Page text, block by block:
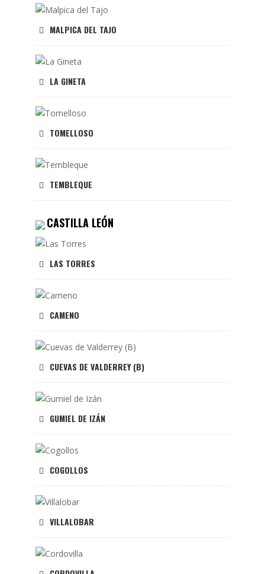
MALPICA DEL TAJO
LA GINETA
TOMELLOSO
TEMBLEQUE
CASTILLA LEÓN
LAS TORRES
CAMENO
CUEVAS DE VALDERREY (B)
GUMIEL DE IZÁN
COGOLLOS
VILLALOBAR